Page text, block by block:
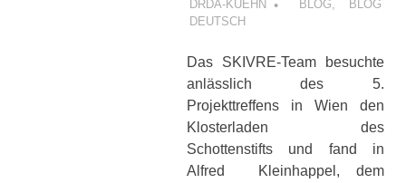
DRDA-KUEHN
BLOG
BLOG
DEUTSCH
Das SKIVRE-Team besuchte
anlässlich des 5.
Projekttreffens in Wien den
Klosterladen des
Schottenstifts und fand in
Alfred Kleinhappel, dem